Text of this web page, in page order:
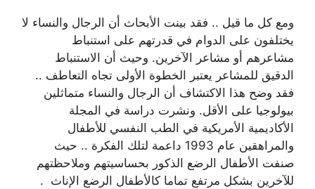
ومع كل ما قيل .. فقد بينت الأبحاث أن الرجال والنساء لا
يختلفون على الدوام في قدرتهم على استنباط
مشاعرهم أو مشاعر الآخرين. وحيث أن الاستنباط
الدقيق للمشاعر يعتبر الخطوة الأولى تجاه التعاطف ..
فقد وضح هذا الاكتشاف أن الرجال والنساء متماثلين
بيولوجيا على الأقل. ونشرت دراسة في المجلة
الأكاديمية الأمريكية في الطب النفسي للأطفال
والمراهقين عام 1993 داعمة لتلك الفكرة .. حيث
صنفت الأطفال الرضع الذكور بحساسيتهم وملاحظتهم
للآخرين بشكل مرتفع تماما كالأطفال الرضع الإناث .